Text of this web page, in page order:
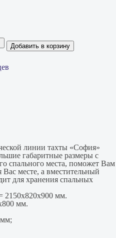
линии тахты «София»
габаритные размеры с
спального места, поможет Вам
Вас месте, а вместительный
для хранения спальных
мм.
мм.